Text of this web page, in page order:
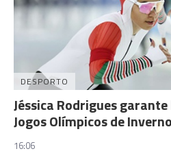
DESPORTO
Jéssica Rodrigues
Jogos Olímpicos de Inverno
16:06